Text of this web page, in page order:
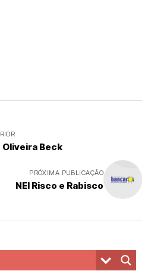
Oliveira Beck
PRÓXIMA PUBLICAÇÃO
NEI Risco e Rabisco